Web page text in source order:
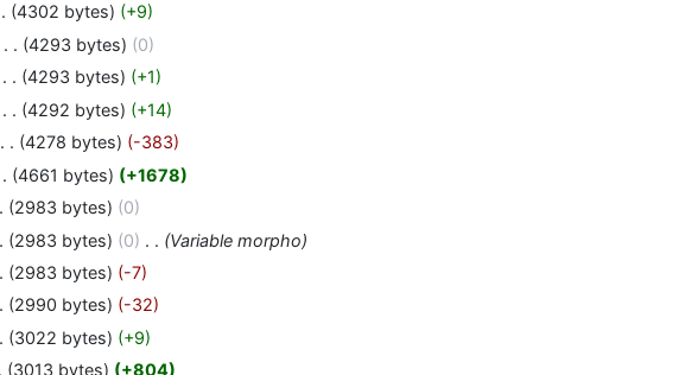
4302 bytes
+9
4293 bytes
0
4293 bytes
+1
4292 bytes
+14
4278 bytes
-383
4661 bytes
+1678
2983 bytes
0
2983 bytes 0
Variable morpho
2983 bytes
-7
2990 bytes
-32
3022 bytes
+9
3013 bytes
+804